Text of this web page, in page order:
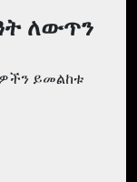
ለውጥን
ይመልከቱ